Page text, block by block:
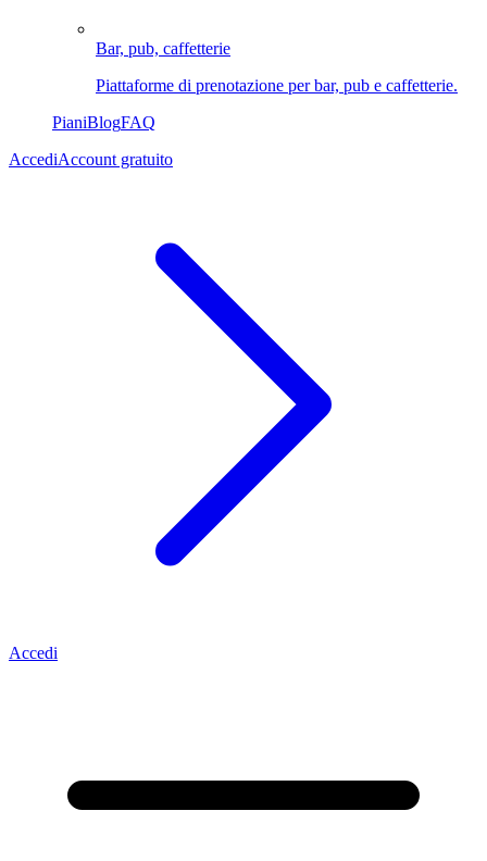
Bar, pub, caffetterie
Piattaforme di prenotazione per bar, pub e caffetterie.
PianiBlogFAQ
AccediAccount gratuito
Accedi